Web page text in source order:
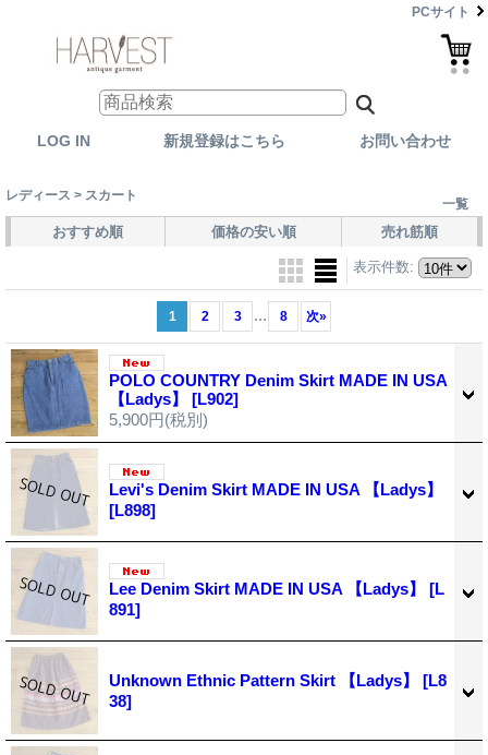
PCサイト
LOG IN 新規登録はこちら お問い合わせ
レディース > スカート
一覧
おすすめ順 価格の安い順 売れ筋順
表示件数:
1 2 3 ... 8 次»
POLO COUNTRY Denim Skirt MADE IN USA
【Ladys】 [L902]
5,900円(税別)
Levi's Denim Skirt MADE IN USA 【Ladys】
[L898]
Lee Denim Skirt MADE IN USA 【Ladys】 [L
891]
Unknown Ethnic Pattern Skirt 【Ladys】 [L8
38]